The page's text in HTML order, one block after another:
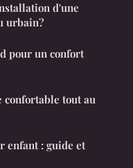
d'une
urbain?
pour un confort
tout au
enfant : guide et